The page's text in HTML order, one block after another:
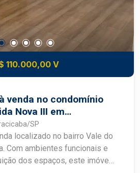
110.000,00 V
venda no condomínio
Nova III em
SP
localizado no bairro Vale do
Com ambientes funcionais e
dos espaços, este imóvel